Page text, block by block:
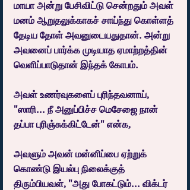
மாயா அன்று பேசிவிட்டு சென்றதும் அவள்
மனம் ஆறுதலுக்காகச் சாய்ந்து கொள்ளத்
தேடிய தோள் அவனுடையதுதான். அன்று
அவனைப் பார்க்க முடியாத ஏமாற்றத்தின்
வெளிப்பாடுதான் இந்தக் கோபம்.
அவள் உணர்வுகளைப் புரிந்தவனாய்,
"ஸாரி... நீ அனுப்பிச்ச மெசேஜை நான்
தப்பா புரிஞ்சுக்கிட்டேன்" என்க,
அவளும் அவன் மன்னிப்பை ஏற்றுக்
கொண்டு இயல்பு நிலைக்குத்
திரும்பியவள், "அது போகட்டும்... விக்டர்